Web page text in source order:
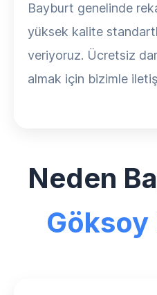
Bayburt genelinde
yüksek kalite
veriyoruz. Ücretsiz
almak için bizimle
Neden